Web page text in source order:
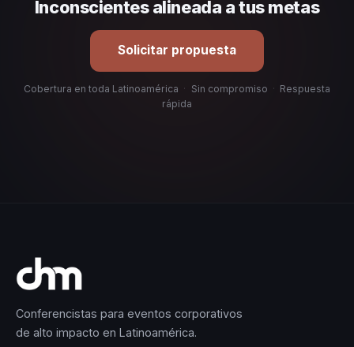
Inconscientes alineada a tus metas
Solicitar propuesta
Cobertura en toda Latinoamérica · Sin compromiso · Respuesta
rápida
Conferencistas para eventos corporativos
de alto impacto en Latinoamérica.